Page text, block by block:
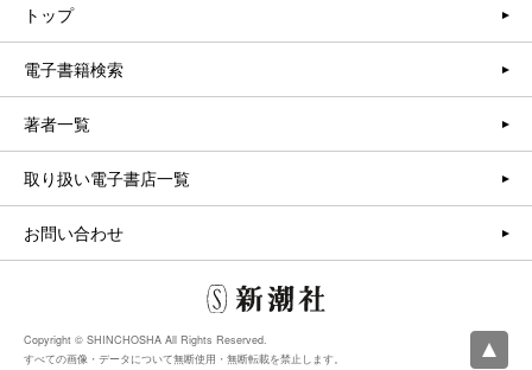
トップ
電子書籍検索
著者一覧
取り扱い電子書店一覧
お問い合わせ
Copyright © SHINCHOSHA All Rights Reserved.
すべての画像・データについて無断使用・無断転載を禁止します。